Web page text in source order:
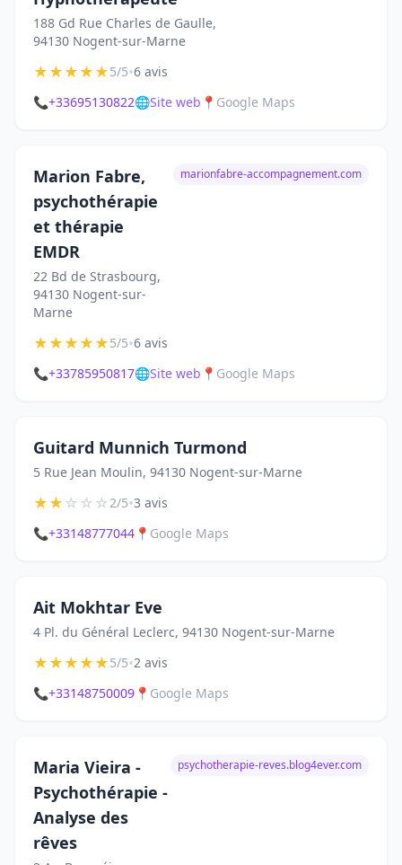
188 Gd Rue Charles de Gaulle,
94130 Nogent-sur-Marne
★★★★★5/5•6 avis
📞+33695130822🌐Site web 📍 Google Maps
Marion Fabre,
psychothérapie
et thérapie
EMDR
22 Bd de Strasbourg,
94130 Nogent-sur-
Marne
marionfabre-accompagnement.com
★★★★★5/5•6 avis
📞+33785950817🌐Site web 📍 Google Maps
Guitard Munnich Turmond
5 Rue Jean Moulin, 94130 Nogent-sur-Marne
★★☆☆☆2/5•3 avis
📞+33148777044 📍 Google Maps
Ait Mokhtar Eve
4 Pl. du Général Leclerc, 94130 Nogent-sur-Marne
★★★★★5/5•2 avis
📞+33148750009 📍 Google Maps
Maria Vieira -
Psychothérapie -
Analyse des
rêves
psychotherapie-reves.blog4ever.com